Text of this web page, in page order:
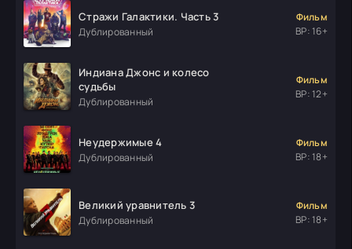
Стражи Галактики. Часть 3
Дублированный
Фильм
ВР: 16+
Индиана Джонс и колесо
судьбы
Дублированный
Фильм
ВР: 12+
Неудержимые 4
Дублированный
Фильм
ВР: 18+
Великий уравнитель 3
Дублированный
Фильм
ВР: 18+